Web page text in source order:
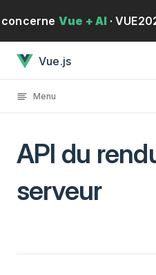
Passer au contenu
concerne Vue + AI ·
!· Du 19 au 21 mai
Vue.js
Menu
API du
serveur